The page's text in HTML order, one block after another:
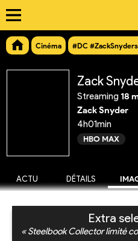
Cinéma #DC
Zack
Streaming18
Zack Snyder
4h01min
HBO MAX
ACTU DÉTAILS
Extra
« Steelbook Collector limité